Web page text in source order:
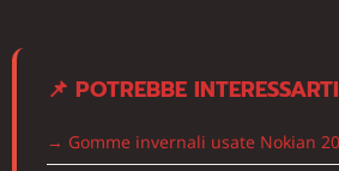
📌 POTREBBE
→ Gomme invernali usate Nokian